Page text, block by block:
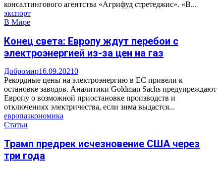
консалтингового агентства «Агрифуд стретеджис». «В...
экспорт
В Мире
Конец света: Европу ждут перебои с
электроэнергией из-за цен на газ
Добромир16.09.20210
Рекордные цены на электроэнергию в ЕС привели к
остановке заводов. Аналитики Goldman Sachs предупреждают
Европу о возможной приостановке производств и
отключениях электричества, если зима выдастся...
европаэкономика
Статьи
Трамп предрек исчезновение США через
три года